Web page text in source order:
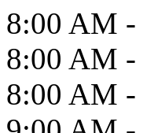
8:00 AM -
8:00 AM -
8:00 AM -